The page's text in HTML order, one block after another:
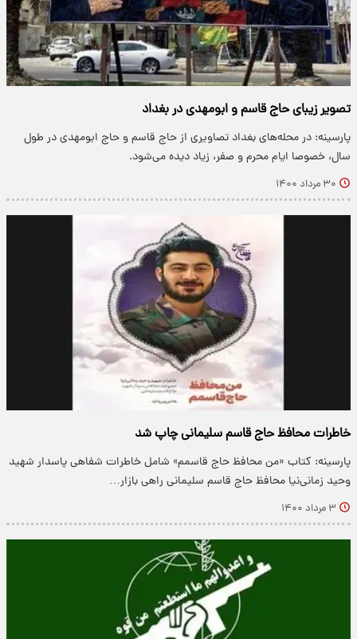
تصویر زیبای حاج قاسم و ابومهدی در بغداد
پارسینه: در محله‌های بغداد تصاویری از حاج قاسم و حاج ابومهدی در طول
سال، خصوصا ایام محرم و صفر، زیاد دیده می‌شود.
۳۰ مرداد ۱۴۰۰
خاطرات محافظ حاج قاسم سلیمانی چاپ شد
پارسینه: کتاب «من محافظ حاج قاسمم» شامل خاطرات شفاهی پاسدار شهید
وحید زمانی‌نیا محافظ حاج قاسم سلیمانی راهی بازار…
۳ مرداد ۱۴۰۰